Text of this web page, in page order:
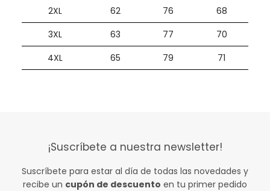
2XL
62 76
68
3XL
63 77
70
4XL
65 79 71
¡Suscríbete a nuestra newsletter!
Suscríbete para estar al día de todas las novedades y
recibe un cupón de descuento en tu primer pedido